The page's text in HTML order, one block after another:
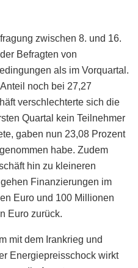
zwischen 8. und 16.
Befragten von
als im Vorquartal.
noch bei 27,27
verschlechterte sich die
Quartal kein Teilnehmer
gaben nun 23,08 Prozent
habe. Zudem
hin zu kleineren
Finanzierungen im
Euro und 100 Millionen
Euro zurück.
mit dem Irankrieg und
Energiepreisschock wirkt